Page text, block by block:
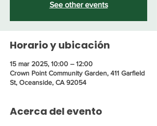
See other events
Horario y ubicación
15 mar 2025, 10:00 – 12:00
Crown Point Community Garden, 411 Garfield
St, Oceanside, CA 92054
Acerca del evento